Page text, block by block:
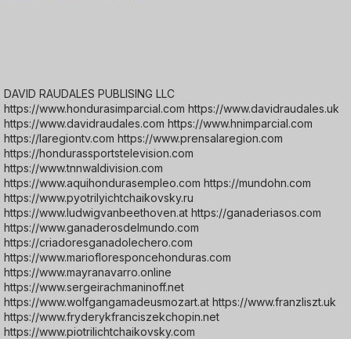
DAVID RAUDALES PUBLISING LLC
https://www.hondurasimparcial.com https://www.davidraudales.uk
https://www.davidraudales.com https://www.hnimparcial.com
https://laregiontv.com https://www.prensalaregion.com
https://hondurassportstelevision.com
https://www.tnnwaldivision.com
https://www.aquihondurasempleo.com https://mundohn.com
https://www.pyotrilyichtchaikovsky.ru
https://www.ludwigvanbeethoven.at https://ganaderiasos.com
https://www.ganaderosdelmundo.com
https://criadoresganadolechero.com
https://www.mariofloresponcehonduras.com
https://www.mayranavarro.online
https://www.sergeirachmaninoff.net
https://www.wolfgangamadeusmozart.at https://www.franzliszt.uk
https://www.fryderykfranciszekchopin.net
https://www.piotrilichtchaikovsky.com